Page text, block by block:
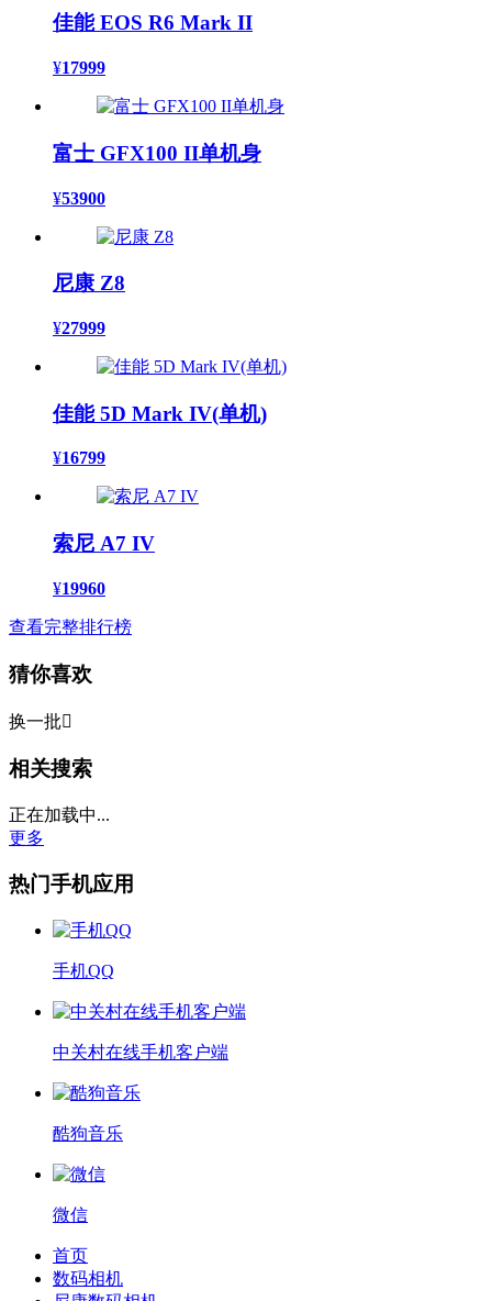
佳能 EOS R6 Mark II
¥17999
富士 GFX100 II单机身
¥53900
尼康 Z8
¥27999
佳能 5D Mark IV(单机)
¥16799
索尼 A7 IV
¥19960
查看完整排行榜
猜你喜欢
换一批
相关搜索
正在加载中...
更多
热门手机应用
手机QQ
中关村在线手机客户端
酷狗音乐
微信
首页
数码相机